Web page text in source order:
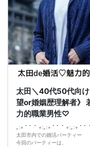
トークタイムについて♪
1対1の着席型トークタイム♪
プロフィールシートを全員の異
す！
女性は着席したままで、男性が
トークタイムは、5分～10分（
あまり硬くならず、いつもの
お仕事の話、趣味の話などでお
うか…
太田＼40代50代向
望or婚姻歴理解者》
力的職業男性♡
｡:+ ﾟ ゜ﾟ +:｡:+ ﾟ ゜ﾟ +:｡:+ ﾟ ゜
太田市内での婚活パーティー
今回のパーティーは、